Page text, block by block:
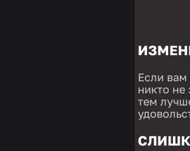
Если вам
никто не
тем